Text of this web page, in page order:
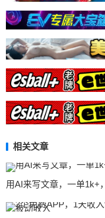
相关文章
用AI来写文章，一单1k+